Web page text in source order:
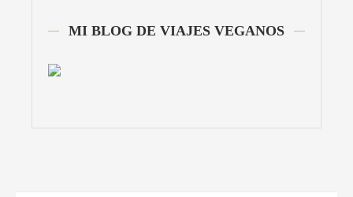
MI BLOG DE VIAJES VEGANOS